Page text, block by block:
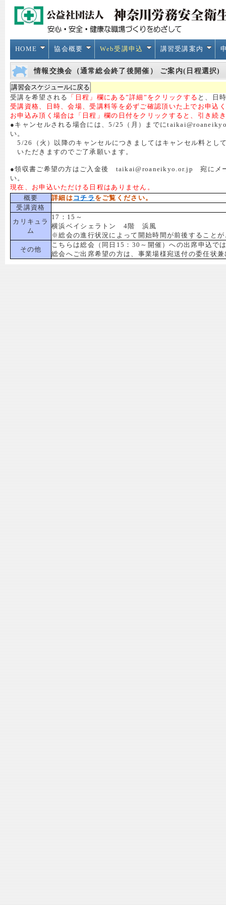
HOME 協会概要 Web受講申込 講習受講案内
情報交換会（通常総会終了後開催） ご案内(日程選択)
受講を希望される 「日程」欄にある”詳細”をクリックする と、日
受講資格、日時、会場、受講料等を必ずご確認頂いた上でお申込
お申込み頂く場合は「日程」欄の日付をクリックすると、引き続
●キャンセルされる場合には、5/25（月）までに
い。
5/26（火）以降のキャンセルにつきましてはキャンセル料とし
いただきますのでご了承願います。
●領収書ご希望の方はご入金後 taikai@roaneikyo.or.jp 宛にメ
い。
現在、お申込いただける日程はありません。
概要
詳細は コチラ をご覧ください。
受講資格
カリキュラ
ム
17：15～
横浜ベイシェラトン 4階 浜風
※総会の進行状況によって開始時間が前後すること
その他
こちらは総会（同日15：30～開催）への出席申込で
総会へご出席希望の方は、事業場様宛送付の委任状